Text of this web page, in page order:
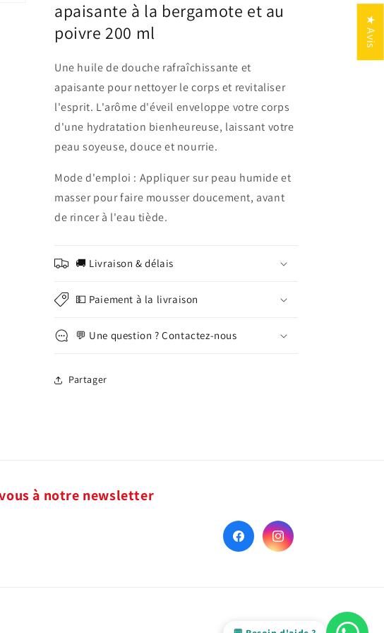
poivre
200
ml
poivre
200
ml
apaisante à la bergamote et au
poivre 200 ml
Une huile de douche rafraîchissante et
apaisante pour nettoyer le corps et revitaliser
l'esprit. L'arôme d'éveil enveloppe votre corps
d'une hydratation bienheureuse, laissant votre
peau soyeuse, douce et nourrie.
Mode d'emploi : Appliquer sur peau humide et
masser pour faire mousser doucement, avant
de rincer à l'eau tiède.
🚚 Livraison & délais
💵 Paiement à la livraison
💬 Une question ? Contactez-nous
Partager
à notre newsletter
FacebookInstagram
★ Avis